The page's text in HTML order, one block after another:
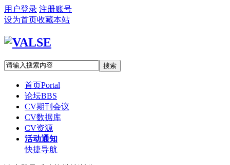
用户登录 注册账号
设为首页收藏本站
搜索
首页Portal
论坛BBS
CV期刊会议
CV数据库
CV资源
活动通知
快捷导航